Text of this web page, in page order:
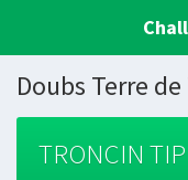
Doubs Terre
TRONCIN